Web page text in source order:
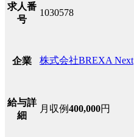
求人番
号
1030578
企業 株式会社BREXA Next
給与詳
細
月収例400,000円